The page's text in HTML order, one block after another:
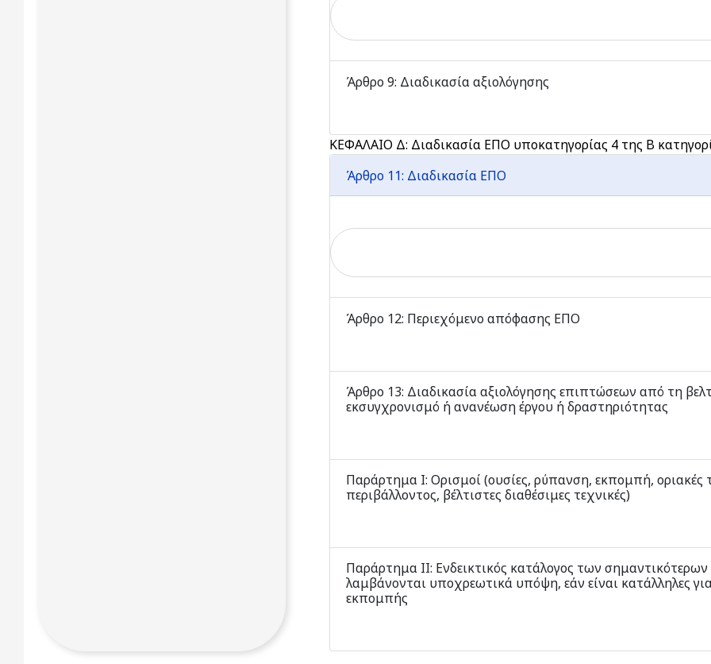
Άρθρο 9: Διαδικασία αξιολόγησης
ΚΕΦΑΛΑΙΟ Δ: Διαδικασία ΕΠΟ υποκατηγορίας 4 της Β
Άρθρο 11: Διαδικασία ΕΠΟ
Άρθρο 12: Περιεχόμενο απόφασης ΕΠΟ
Άρθρο 13: Διαδικασία αξιολόγησης επιπτώσεων από τη
εκσυγχρονισμό ή ανανέωση έργου ή δραστηριότητας
Παράρτημα Ι: Ορισμοί (ουσίες, ρύπανση, εκπομπή,
περιβάλλοντος, βέλτιστες διαθέσιμες τεχνικές)
Παράρτημα ΙΙ: Ενδεικτικός κατάλογος των
λαμβάνονται υποχρεωτικά υπόψη, εάν είναι κατάλληλες
εκπομπής